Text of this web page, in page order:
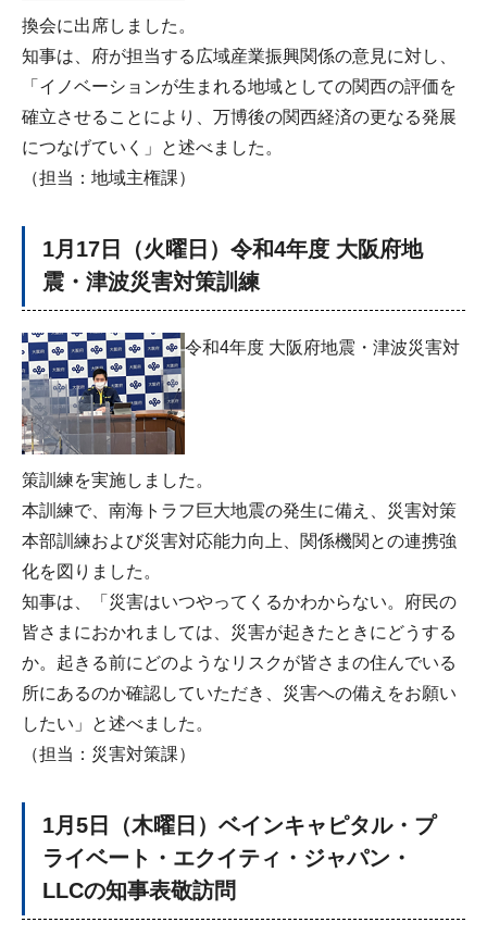
換会に出席しました。
知事は、府が担当する広域産業振興関係の意見に対し、
「イノベーションが生まれる地域としての関西の評価を
確立させることにより、万博後の関西経済の更なる発展
につなげていく」と述べました。
（担当：地域主権課）
1月17日（火曜日）令和4年度 大阪府地
震・津波災害対策訓練
令和4年度 大阪府地震・津波災害対
策訓練を実施しました。
本訓練で、南海トラフ巨大地震の発生に備え、災害対策
本部訓練および災害対応能力向上、関係機関との連携強
化を図りました。
知事は、「災害はいつやってくるかわからない。府民の
皆さまにおかれましては、災害が起きたときにどうする
か。起きる前にどのようなリスクが皆さまの住んでいる
所にあるのか確認していただき、災害への備えをお願い
したい」と述べました。
（担当：災害対策課）
1月5日（木曜日）ベインキャピタル・プ
ライベート・エクイティ・ジャパン・
LLCの知事表敬訪問